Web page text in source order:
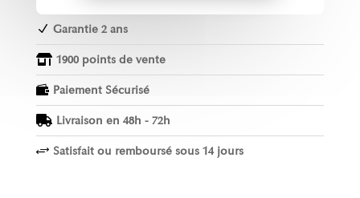
N Garantie 2 ans
 1900 points de vente
 Paiement Sécurisé
 Livraison en 48h - 72h
+ Satisfait ou remboursé sous 14 jours